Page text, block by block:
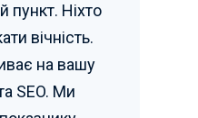
Ніхто
вічність.
на вашу
SEO. Ми